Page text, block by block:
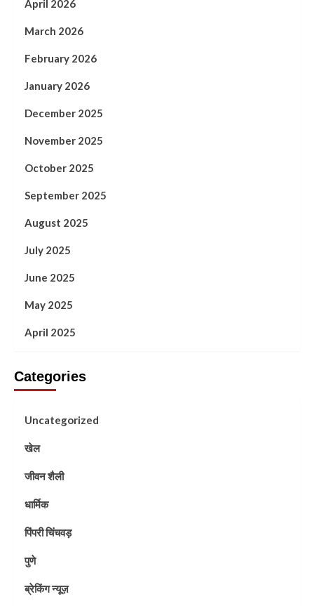
April 2026
March 2026
February 2026
January 2026
December 2025
November 2025
October 2025
September 2025
August 2025
July 2025
June 2025
May 2025
April 2025
Categories
Uncategorized
खेल
जीवन शैली
धार्मिक
पिंपरी चिंचवड़
पुणे
ब्रेकिंग न्यूज़